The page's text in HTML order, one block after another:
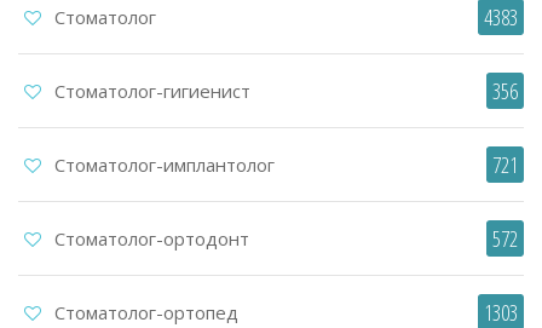
Стоматолог 4383
Стоматолог-гигиенист 356
Стоматолог-имплантолог 721
Стоматолог-ортодонт 572
Стоматолог-ортопед 1303